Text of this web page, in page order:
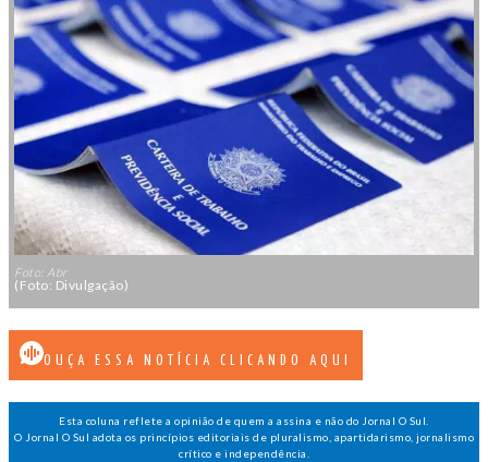
Foto: Abr
(Foto: Divulgação)
OUÇA ESSA NOTÍCIA CLICANDO AQUI
Esta coluna reflete a opinião de quem a assina e não do Jornal O Sul.
O Jornal O Sul adota os princípios editoriais de pluralismo, apartidarismo, jornalismo
crítico e independência.